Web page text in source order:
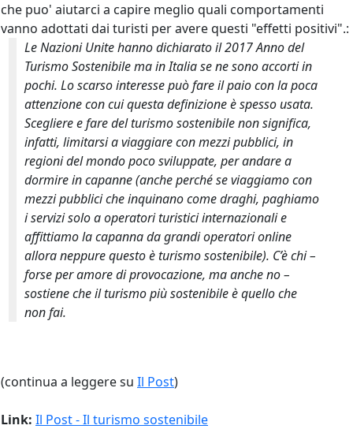
che puo' aiutarci a capire meglio quali comportamenti
vanno adottati dai turisti per avere questi "effetti positivi".:
Le Nazioni Unite hanno dichiarato il 2017 Anno del
Turismo Sostenibile ma in Italia se ne sono accorti in
pochi. Lo scarso interesse può fare il paio con la poca
attenzione con cui questa definizione è spesso usata.
Scegliere e fare del turismo sostenibile non significa,
infatti, limitarsi a viaggiare con mezzi pubblici, in
regioni del mondo poco sviluppate, per andare a
dormire in capanne (anche perché se viaggiamo con
mezzi pubblici che inquinano come draghi, paghiamo
i servizi solo a operatori turistici internazionali e
affittiamo la capanna da grandi operatori online
allora neppure questo è turismo sostenibile). C’è chi –
forse per amore di provocazione, ma anche no –
sostiene che il turismo più sostenibile è quello che
non fai.
(continua a leggere su Il Post)
Link: Il Post - Il turismo sostenibile